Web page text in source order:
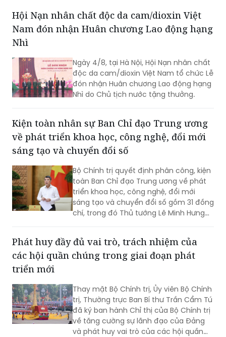
Hội Nạn nhân chất độc da cam/dioxin Việt
Nam đón nhận Huân chương Lao động hạng
Nhì
Ngày 4/8, tại Hà Nội, Hội Nạn nhân chất
độc da cam/dioxin Việt Nam tổ chức Lễ
đón nhận Huân chương Lao động hạng
Nhì do Chủ tịch nước tặng thưởng.
Kiện toàn nhân sự Ban Chỉ đạo Trung ương
về phát triển khoa học, công nghệ, đổi mới
sáng tạo và chuyển đổi số
Bộ Chính trị quyết định phân công, kiện
toàn Ban Chỉ đạo Trung ương về phát
triển khoa học, công nghệ, đổi mới
sáng tạo và chuyển đổi số gồm 31 đồng
chí, trong đó Thủ tướng Lê Minh Hưng
Phát huy đầy đủ vai trò, trách nhiệm của
các hội quần chúng trong giai đoạn phát
triển mới
Thay mặt Bộ Chính trị, Ủy viên Bộ Chính
trị, Thường trực Ban Bí thư Trần Cẩm Tú
đã ký ban hành Chỉ thị của Bộ Chính trị
về tăng cường sự lãnh đạo của Đảng
và phát huy vai trò của các hội quần